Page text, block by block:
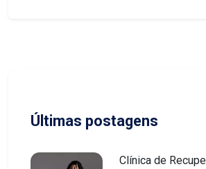
Últimas postagens
Clínica de